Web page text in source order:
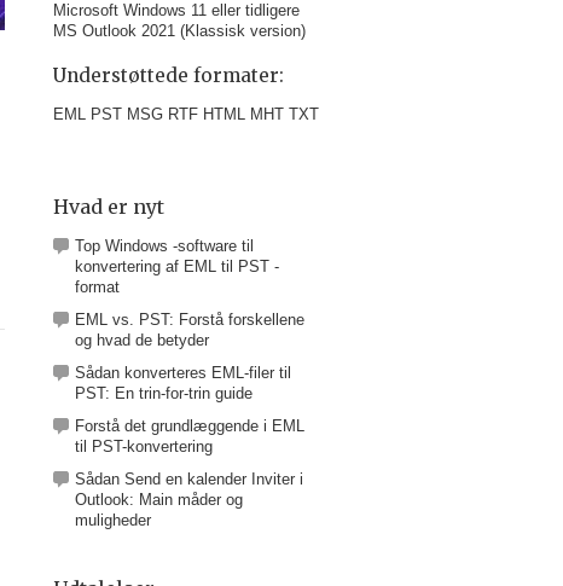
Microsoft Windows 11 eller tidligere
MS Outlook 2021 (Klassisk version)
Understøttede formater:
EML PST MSG RTF HTML MHT TXT
Hvad er nyt
Top Windows -software til
konvertering af EML til PST -
format
EML vs. PST: Forstå forskellene
og hvad de betyder
Sådan konverteres EML-filer til
PST: En trin-for-trin guide
Forstå det grundlæggende i EML
til PST-konvertering
Sådan Send en kalender Inviter i
Outlook: Main måder og
muligheder